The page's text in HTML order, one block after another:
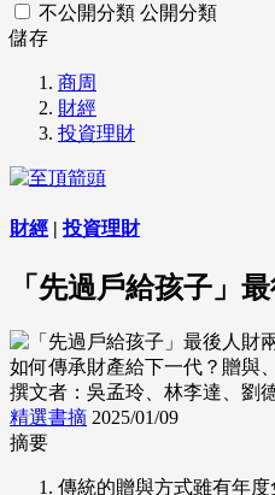
不公開分類 公開分類
儲存
商周
財經
投資理財
財經 | 投資理財
「先過戶給孩子」
如何傳承財產給下一代？贈與
撰文者：吳孟玲、林李達、劉
精選書摘 2025/01/09
摘要
傳統的贈與方式雖有年